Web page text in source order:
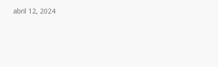
abril 12, 2024